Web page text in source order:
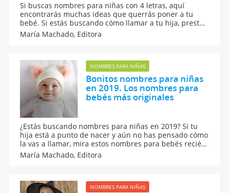
Si buscas nombres para niñas con 4 letras, aquí
encontrarás muchas ideas que querrás poner a tu
bebé. Si estás buscando cómo llamar a tu hija, presta
atención a esta guía de nombres que incluye el
significado y el origen de cada uno de ellos. Son
María Machado, Editora
NOMBRES PARA NIÑAS
Bonitos nombres para niñas
en 2019. Los nombres para
bebés más originales
¿Estás buscando nombres para niñas en 2019? Si tu
hija está a punto de nacer y aún no has pensado cómo
la vas a llamar, mira estos nombres para bebés recién
nacidos. Hay algunas ideas originales y otros nombres
más populares o tradicionales. Escoge el mejor
esta lista.
María Machado, Editora
NOMBRES PARA NIÑAS